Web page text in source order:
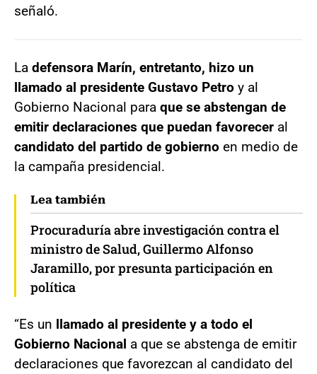
señaló.
La defensora Marín, entretanto, hizo un
llamado al presidente Gustavo Petro y al
Gobierno Nacional para que se abstengan de
emitir declaraciones que puedan favorecer al
candidato del partido de gobierno en medio de
la campaña presidencial.
Lea también
Procuraduría abre investigación contra el
ministro de Salud, Guillermo Alfonso
Jaramillo, por presunta participación en
política
“Es un llamado al presidente y a todo el
Gobierno Nacional a que se abstenga de emitir
declaraciones que favorezcan al candidato del